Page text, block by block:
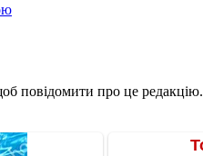
повідомити про це редакцію.